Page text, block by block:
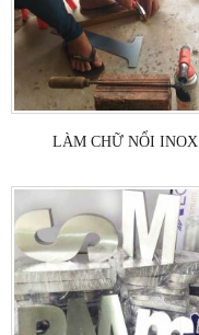
LÀM CHỮ NỔI INOX